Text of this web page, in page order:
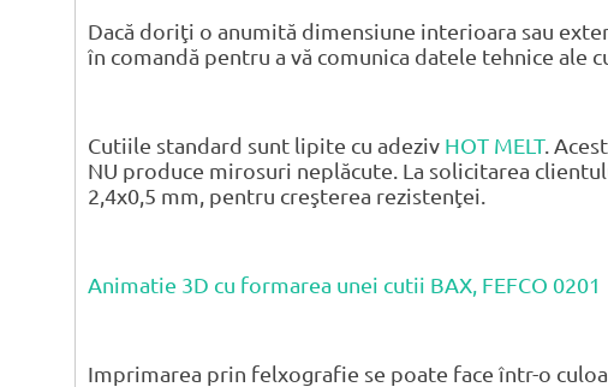
Dacă doriţi o anumită dimensiune interioara sau
în comandă pentru a vă comunica datele tehnice ale
Cutiile standard sunt lipite cu adeziv HOT MELT.
NU produce mirosuri neplăcute. La solicitarea
2,4x0,5 mm, pentru creşterea rezistenţei.
Animatie 3D cu formarea unei cutii BAX, FEFCO 0201
Imprimarea prin felxografie se poate face într-o